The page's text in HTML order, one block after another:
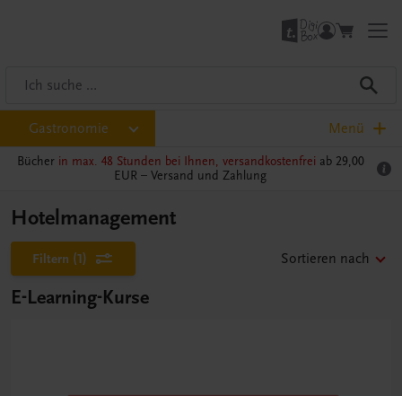
Gastronomie Menü
Bücher in max. 48 Stunden bei Ihnen, versandkostenfrei ab 29,00
EUR – Versand und Zahlung
Hotelmanagement
Filtern (1) Sortieren nach
E-Learning-Kurse